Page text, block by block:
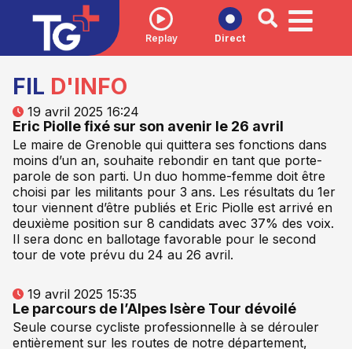
Replay Direct
FIL D'INFO
19 avril 2025 16:24
Eric Piolle fixé sur son avenir le 26 avril
Le maire de Grenoble qui quittera ses fonctions dans
moins d’un an, souhaite rebondir en tant que porte-
parole de son parti. Un duo homme-femme doit être
choisi par les militants pour 3 ans. Les résultats du 1er
tour viennent d’être publiés et Eric Piolle est arrivé en
deuxième position sur 8 candidats avec 37% des voix.
Il sera donc en ballotage favorable pour le second
tour de vote prévu du 24 au 26 avril.
19 avril 2025 15:35
Le parcours de l’Alpes Isère Tour dévoilé
Seule course cycliste professionnelle à se dérouler
entièrement sur les routes de notre département,